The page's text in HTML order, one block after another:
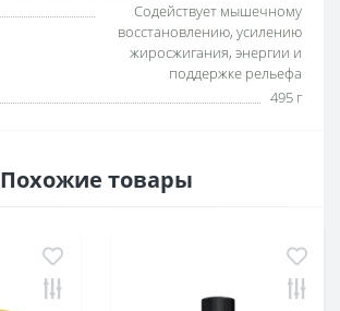
Содействует мышечному
восстановлению, усилению
жиросжигания, энергии и
поддержке рельефа
495 г
Похожие товары